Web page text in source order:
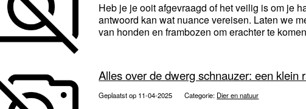
Heb je je ooit afgevraagd of het veilig is om je
antwoord kan wat nuance vereisen. Laten we
van honden en frambozen om erachter te
Alles over de dwerg schnauzer: een klein
Geplaatst op 11-04-2025 Categorie: Dier en natuur